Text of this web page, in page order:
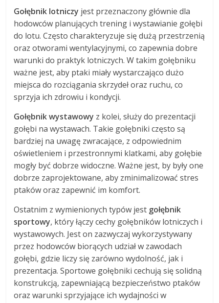
Gołębnik lotniczy jest przeznaczony głównie dla
hodowców planujących trening i wystawianie gołębi
do lotu. Często charakteryzuje się dużą przestrzenią
oraz otworami wentylacyjnymi, co zapewnia dobre
warunki do praktyk lotniczych. W takim gołębniku
ważne jest, aby ptaki miały wystarczająco dużo
miejsca do rozciągania skrzydeł oraz ruchu, co
sprzyja ich zdrowiu i kondycji.
Gołębnik wystawowy z kolei, służy do prezentacji
gołębi na wystawach. Takie gołębniki często są
bardziej na uwagę zwracające, z odpowiednim
oświetleniem i przestronnymi klatkami, aby gołębie
mogły być dobrze widoczne. Ważne jest, by były one
dobrze zaprojektowane, aby zminimalizować stres
ptaków oraz zapewnić im komfort.
Ostatnim z wymienionych typów jest gołębnik
sportowy, który łączy cechy gołębników lotniczych i
wystawowych. Jest on zazwyczaj wykorzystywany
przez hodowców biorących udział w zawodach
gołębi, gdzie liczy się zarówno wydolność, jak i
prezentacja. Sportowe gołębniki cechują się solidną
konstrukcją, zapewniającą bezpieczeństwo ptaków
oraz warunki sprzyjające ich wydajności w